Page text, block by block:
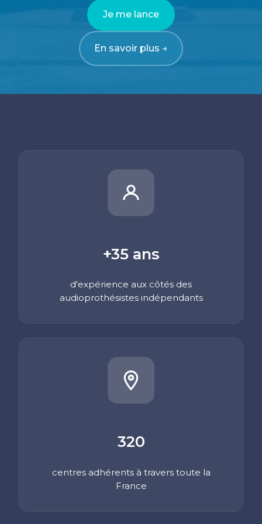
Je me lance
En savoir plus →
+35 ans
d'expérience aux côtés des
audioprothésistes indépendants
320
centres adhérents à travers toute la
France